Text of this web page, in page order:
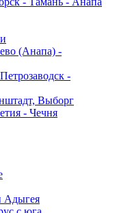
(Анапа) -
-
Выборг
- Чечня
Адыгея